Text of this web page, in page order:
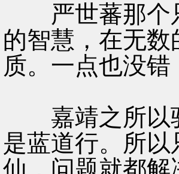
严世蕃那个只
的智慧，在无
质。一点也没
嘉靖之所以驱
是蓝道行。所